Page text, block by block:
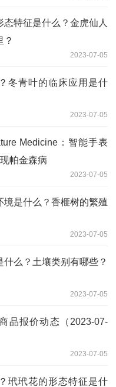
态特征是什么？金虎仙人
？
2023-07-05
冬青叶的临床应用是什
2023-07-05
Medicine：智能手表
帕金森病
2023-07-05
境是什么？香榧树的繁殖
2023-07-05
什么？土壤类别有哪些？
2023-07-05
品报价动态（2023-07-
2023-07-05
玳玳花的形态特征是什